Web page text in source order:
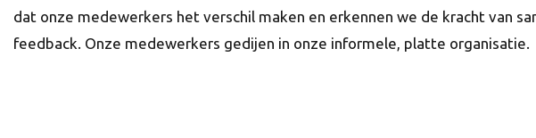
dat onze medewerkers het verschil maken en erkennen we de kracht van
feedback. Onze medewerkers gedijen in onze informele, platte organisatie.